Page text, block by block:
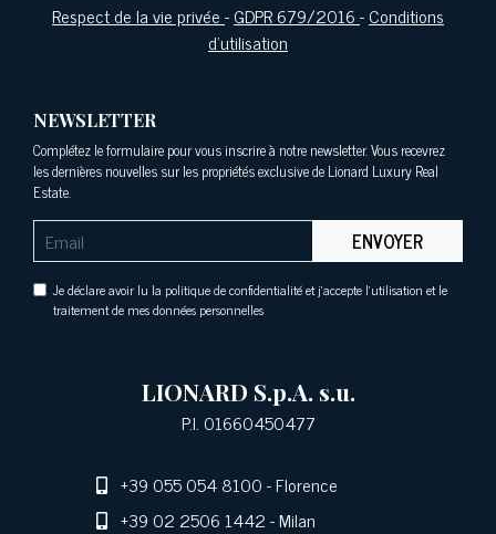
Respect de la vie privée-GDPR 679/2016-Conditions
d'utilisation
NEWSLETTER
Complétez le formulaire pour vous inscrire à notre newsletter. Vous recevrez
les dernières nouvelles sur les propriétés exclusive de Lionard Luxury Real
Estate.
ENVOYER
Je déclare avoir lu la politique de confidentialité et j'accepte l'utilisation et le
traitement de mes données personnelles
LIONARD S.p.A. s.u.
P.I. 01660450477
+39 055 054 8100- Florence
+39 02 2506 1442- Milan